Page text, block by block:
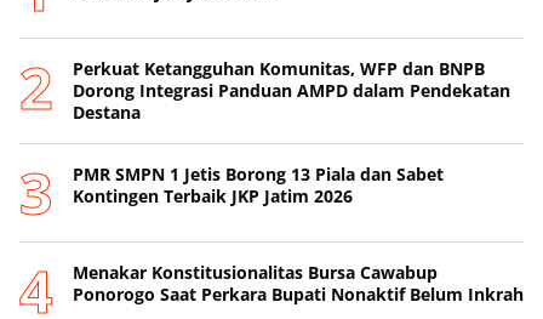
Perkuat Ketangguhan Komunitas, WFP dan BNPB
Dorong Integrasi Panduan AMPD dalam Pendekatan
Destana
PMR SMPN 1 Jetis Borong 13 Piala dan Sabet
Kontingen Terbaik JKP Jatim 2026
Menakar Konstitusionalitas Bursa Cawabup
Ponorogo Saat Perkara Bupati Nonaktif Belum Inkrah